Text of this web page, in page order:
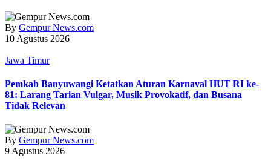
By Gempur News.com
10 Agustus 2026
Jawa Timur
Pemkab Banyuwangi Ketatkan Aturan Karnaval HUT RI ke-
81: Larang Tarian Vulgar, Musik Provokatif, dan Busana
Tidak Relevan
By Gempur News.com
9 Agustus 2026